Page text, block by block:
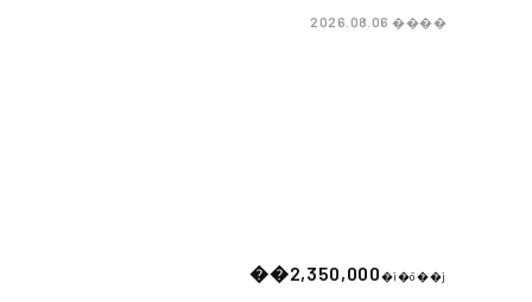
2026.08.06����
��2,350,000�i�ō��j